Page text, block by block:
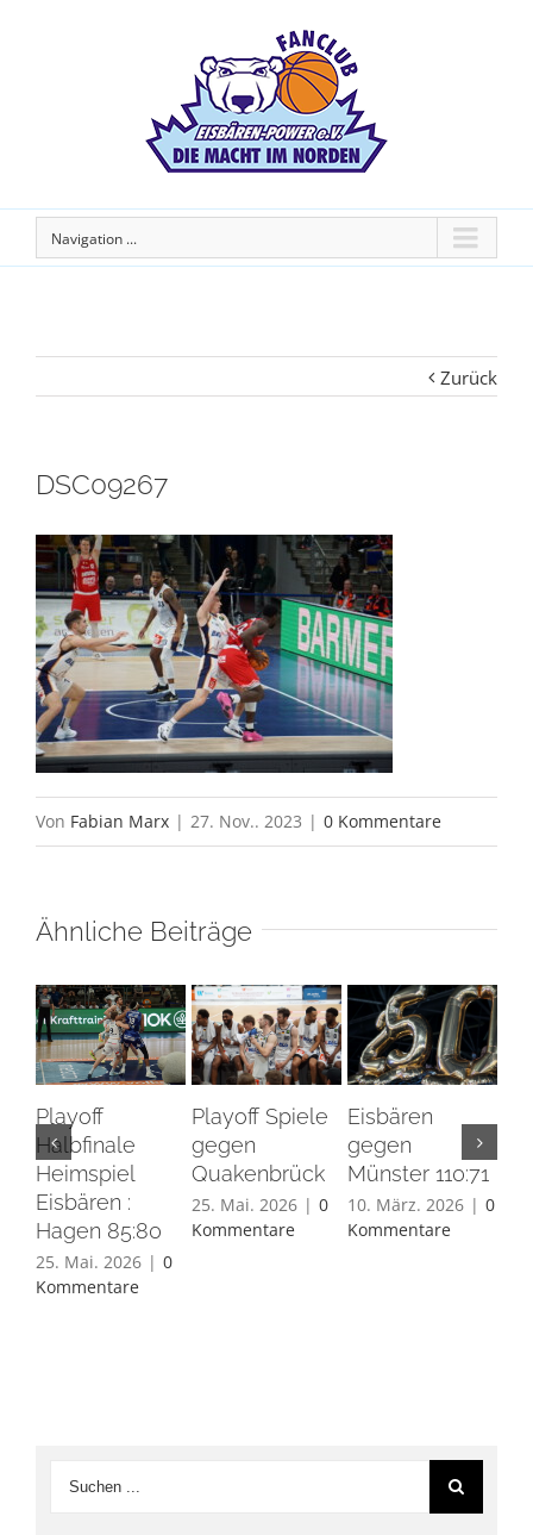
Navigation ...
Zurück
DSC09267
Von Fabian Marx | 27. Nov.. 2023 | 0 Kommentare
Ähnliche Beiträge
Playoff
Halbfinale
Heimspiel
Eisbären :
Hagen 85:80
25. Mai. 2026 | 0
Kommentare
Playoff Spiele
gegen
Quakenbrück
25. Mai. 2026 | 0
Kommentare
Eisbären
gegen
Münster 110:71
10. März. 2026 | 0
Kommentare